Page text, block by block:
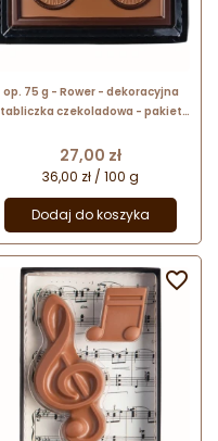
op. 75 g - Rower - dekoracyjna
tabliczka czekoladowa - pakiet
Cena
27,00 zł
36,00 zł / 100 g
Dodaj do koszyka
